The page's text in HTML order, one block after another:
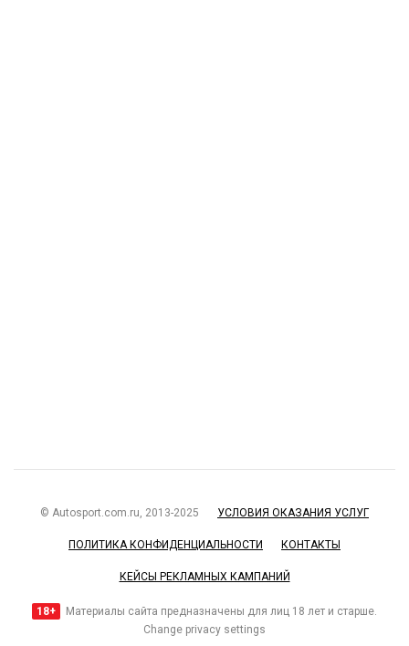
© Autosport.com.ru, 2013-2025 УСЛОВИЯ ОКАЗАНИЯ УСЛУГ
ПОЛИТИКА КОНФИДЕНЦИАЛЬНОСТИ КОНТАКТЫ
КЕЙСЫ РЕКЛАМНЫХ КАМПАНИЙ
18+
Материалы сайта предназначены для лиц 18 лет и старше.
Change privacy settings